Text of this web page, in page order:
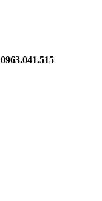
0963.041.515